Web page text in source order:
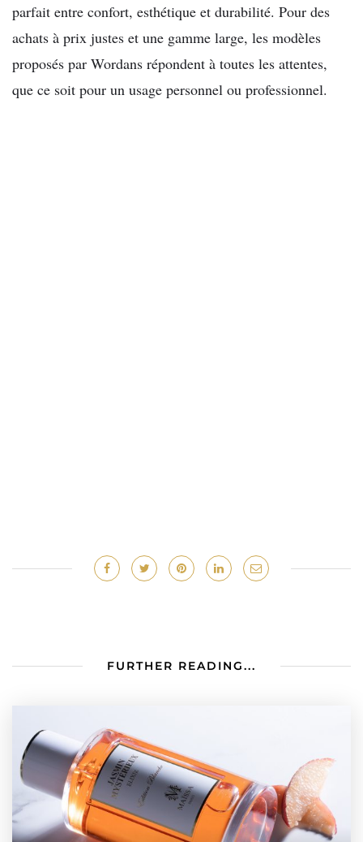
parfait entre confort, esthétique et durabilité. Pour des
achats à prix justes et une gamme large, les modèles
proposés par Wordans répondent à toutes les attentes,
que ce soit pour un usage personnel ou professionnel.
FURTHER READING...